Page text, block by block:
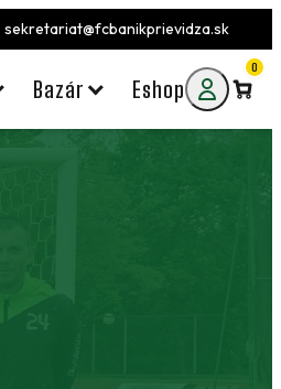
sekretariat@fcbanikprievidza.sk
Bazár Eshop
0